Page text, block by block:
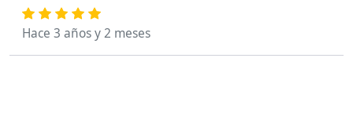
Hace 3 años y 2 meses